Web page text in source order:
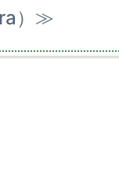
）≫